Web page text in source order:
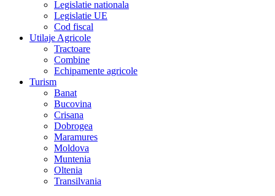
Legislatie nationala
Legislatie UE
Cod fiscal
Utilaje Agricole
Tractoare
Combine
Echipamente agricole
Turism
Banat
Bucovina
Crisana
Dobrogea
Maramures
Moldova
Muntenia
Oltenia
Transilvania